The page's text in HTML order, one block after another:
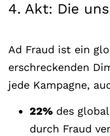
4. Akt: Die
Ad Fraud ist ein
erschreckenden
jede Kampagne,
22%des
durch Fraud